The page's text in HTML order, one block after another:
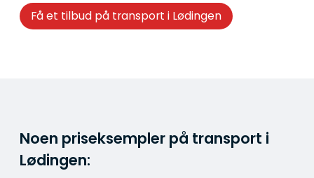
Få et tilbud på transport i Lødingen
Noen priseksempler på transport i
Lødingen: